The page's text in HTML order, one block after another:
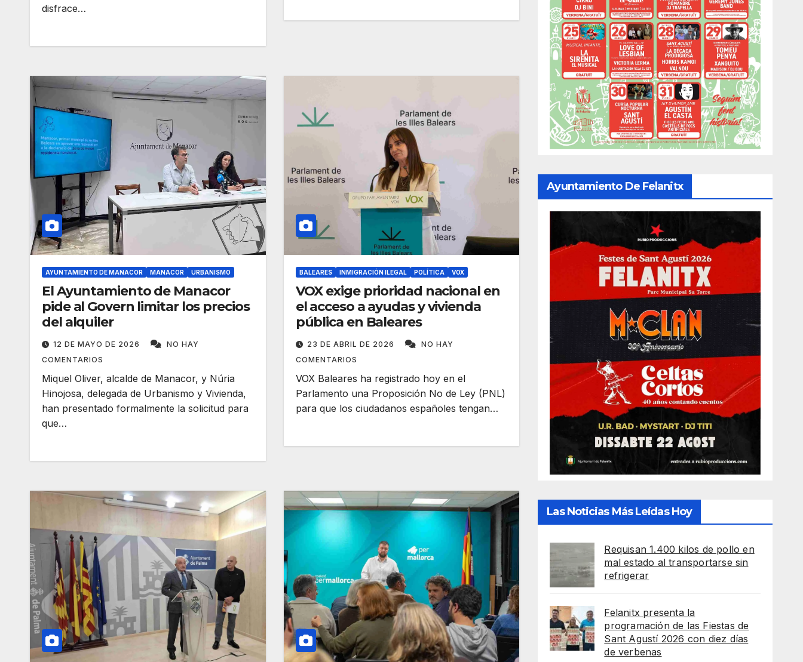
disfrace…
AYUNTAMIENTO DE MANACOR MANACOR URBANISMO
​El Ayuntamiento de Manacor
pide al Govern limitar los precios
del alquiler
12 DE MAYO DE 2026
NO HAY
COMENTARIOS
Miquel Oliver, alcalde de Manacor, y Núria
Hinojosa, delegada de Urbanismo y Vivienda,
han presentado formalmente la solicitud para
que…
BALEARES INMIGRACIÓN ILEGAL POLÍTICA VOX
VOX exige prioridad nacional en
el acceso a ayudas y vivienda
pública en Baleares
23 DE ABRIL DE 2026
NO HAY
COMENTARIOS
VOX Baleares ha registrado hoy en el
Parlamento una Proposición No de Ley (PNL)
para que los ciudadanos españoles tengan…
Ayuntamiento De Felanitx
Las Noticias Más Leídas Hoy
Requisan 1.400 kilos de pollo en
mal estado al transportarse sin
refrigerar
Felanitx presenta la
programación de las Fiestas de
Sant Agustí 2026 con diez días
de verbenas